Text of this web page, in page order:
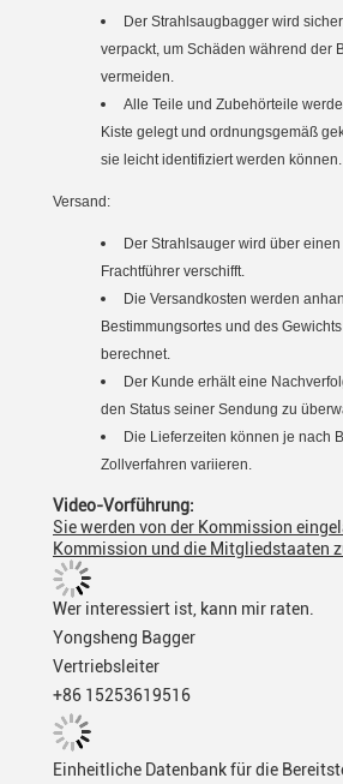
Der Strahlsaugbagger wird
verpackt, um Schäden während der
vermeiden.
Alle Teile und Zubehörteile
Kiste gelegt und ordnungsgemäß
sie leicht identifiziert werden können.
Versand:
Der Strahlsauger wird über
Frachtführer verschifft.
Die Versandkosten werden
Bestimmungsortes und des
berechnet.
Der Kunde erhält eine
den Status seiner Sendung zu
Die Lieferzeiten können je nach
Zollverfahren variieren.
Video-Vorführung:
Sie werden von der Kommission
Kommission und die Mitgliedstaaten
Wer interessiert ist, kann mir raten.
Yongsheng Bagger
Vertriebsleiter
+86 15253619516
Einheitliche Datenbank für die